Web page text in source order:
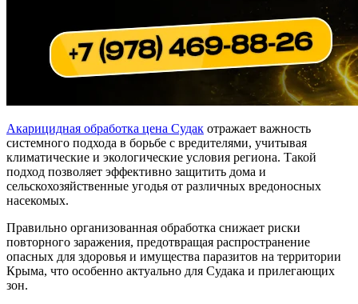
Акарицидная обработка цена Судак отражает важность
системного подхода в борьбе с вредителями, учитывая
климатические и экологические условия региона. Такой
подход позволяет эффективно защитить дома и
сельскохозяйственные угодья от различных вредоносных
насекомых.
Правильно организованная обработка снижает риски
повторного заражения, предотвращая распространение
опасных для здоровья и имущества паразитов на территории
Крыма, что особенно актуально для Судака и прилегающих
зон.